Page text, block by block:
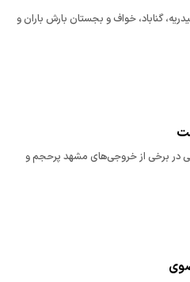
گناباد، خواف و بجستان بارش باران و
در برخی از خروجی‌های مشهد پرحجم و